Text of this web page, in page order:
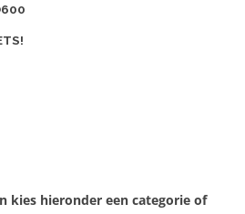
kies hieronder een categorie of